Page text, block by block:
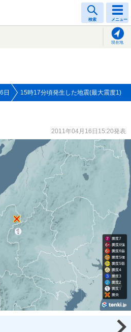
検索 メニュー
現在地
日 15時17分頃発生した地震(最大震度1)
2011年04月16日15:20発表